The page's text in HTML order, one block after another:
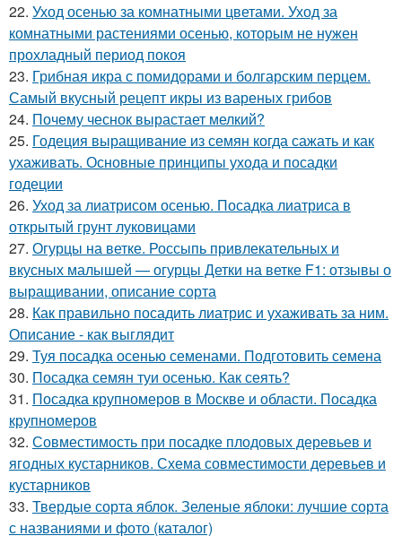
22. Уход осенью за комнатными цветами. Уход за
комнатными растениями осенью, которым не нужен
прохладный период покоя
23. Грибная икра с помидорами и болгарским перцем.
Самый вкусный рецепт икры из вареных грибов
24. Почему чеснок вырастает мелкий?
25. Годеция выращивание из семян когда сажать и как
ухаживать. Основные принципы ухода и посадки
годеции
26. Уход за лиатрисом осенью. Посадка лиатриса в
открытый грунт луковицами
27. Огурцы на ветке. Россыпь привлекательных и
вкусных малышей — огурцы Детки на ветке F1: отзывы о
выращивании, описание сорта
28. Как правильно посадить лиатрис и ухаживать за ним.
Описание - как выглядит
29. Туя посадка осенью семенами. Подготовить семена
30. Посадка семян туи осенью. Как сеять?
31. Посадка крупномеров в Москве и области. Посадка
крупномеров
32. Совместимость при посадке плодовых деревьев и
ягодных кустарников. Схема совместимости деревьев и
кустарников
33. Твердые сорта яблок. Зеленые яблоки: лучшие сорта
с названиями и фото (каталог)